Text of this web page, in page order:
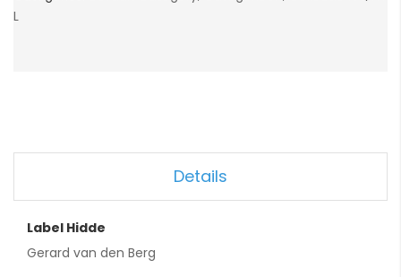
L
Details
Label Hidde
Gerard van den Berg